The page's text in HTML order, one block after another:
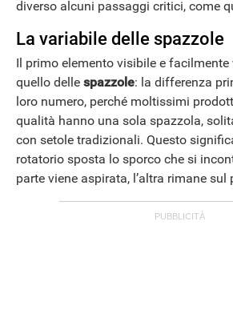
diverso alcuni passaggi critici, come
La variabile delle spazzole
Il primo elemento visibile e
quello delle spazzole: la differenza
loro numero, perché moltissimi
qualità hanno una sola spazzola,
con setole tradizionali. Questo
rotatorio sposta lo sporco che si
parte viene aspirata, l’altra rimane sul